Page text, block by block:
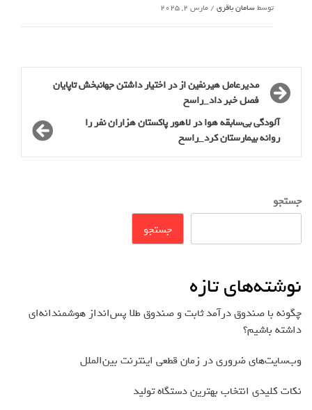
توسطسامان باقری / مارس 2, 2025
مدیرعامل هیرنفین از در اختیار داشتن جهانبخش تاپایان
فصل خبر داد_راسخ
آلودگی بی‌سابقه هوا در لاهور پاکستان هزاران نفر را
روانه بیمارستان کرد_راسخ
جستجو
جستجو
نوشته‌های تازه
چگونه با صندوق درآمد ثابت و صندوق طلا پس‌انداز هوشمندانه‌ای
داشته باشیم؟
وب‌سایت‌های ضروری در زمان قطعی اینترنت بین‌الملل
نکات کلیدی انتخاب بهترین دستگاه تولید